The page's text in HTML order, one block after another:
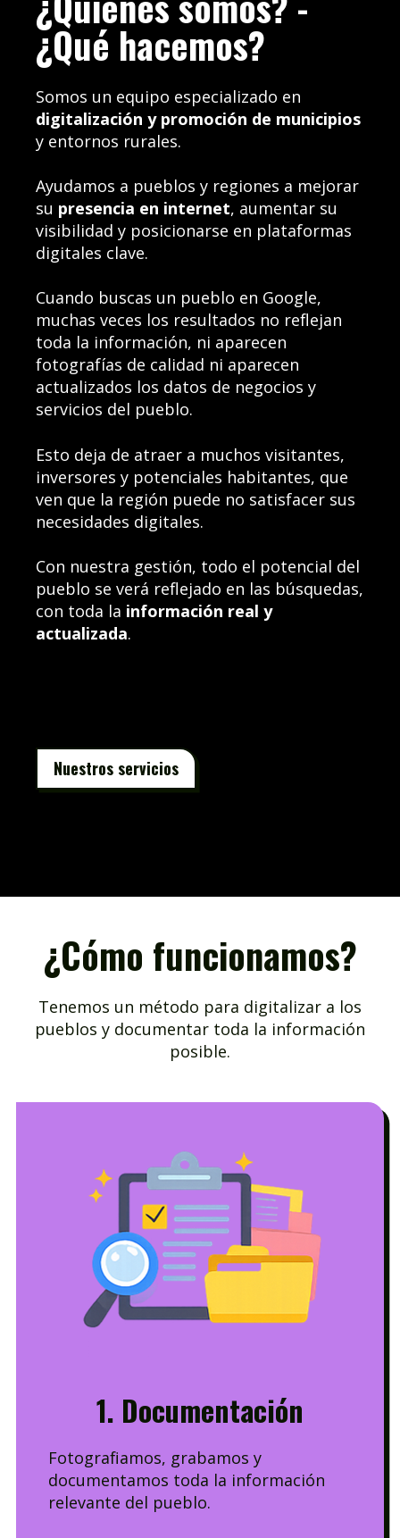
¿Qué hacemos?
Somos un equipo especializado en
digitalización y promoción de municipios
y entornos rurales.
Ayudamos a pueblos y regiones a mejorar
su presencia en internet, aumentar su
visibilidad y posicionarse en plataformas
digitales clave.
Cuando buscas un pueblo en Google,
muchas veces los resultados no reflejan
toda la información, ni aparecen
fotografías de calidad ni aparecen
actualizados los datos de negocios y
servicios del pueblo.
Esto deja de atraer a muchos visitantes,
inversores y potenciales habitantes, que
ven que la región puede no satisfacer sus
necesidades digitales.
Con nuestra gestión, todo el potencial del
pueblo se verá reflejado en las búsquedas,
con toda la información real y
actualizada.
Nuestros servicios
¿Cómo funcionamos?
Tenemos un método para digitalizar a los
pueblos y documentar toda la información
posible.
1. Documentación
Fotografiamos, grabamos y
documentamos toda la información
relevante del pueblo.